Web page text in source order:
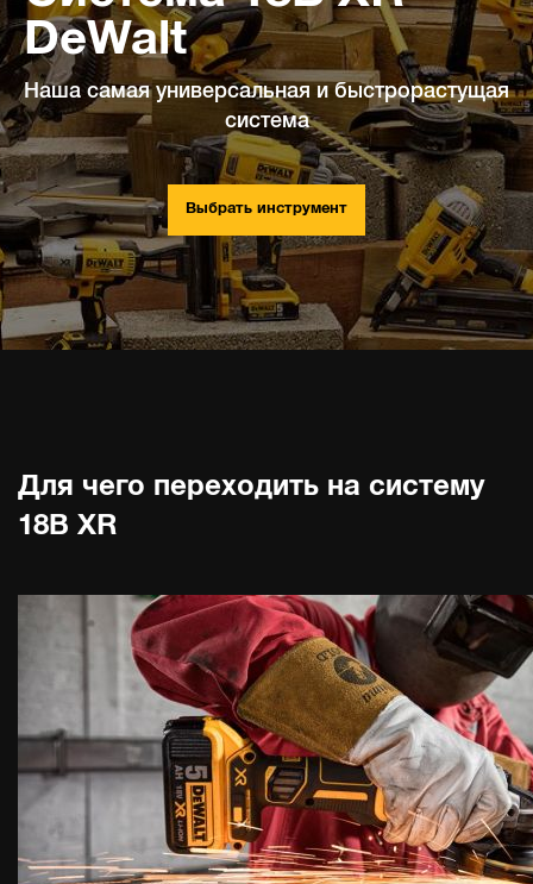
DeWalt
Наша самая универсальная и быстрорастущая
система
Выбрать инструмент
Для чего переходить на систему
18В XR